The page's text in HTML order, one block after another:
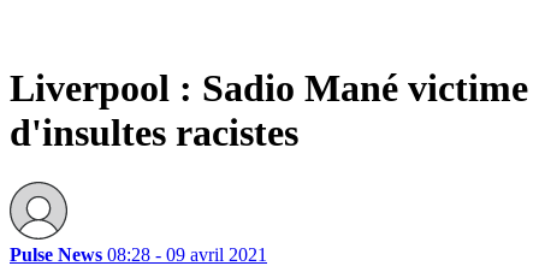
Liverpool : Sadio Mané victime
d'insultes racistes
Pulse News 08:28 - 09 avril 2021